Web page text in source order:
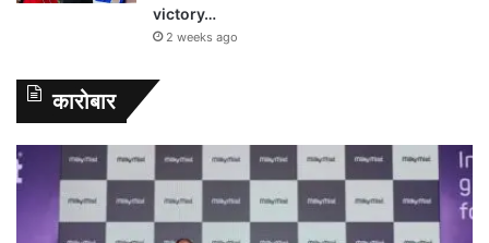
victory…
2 weeks ago
कारोबार